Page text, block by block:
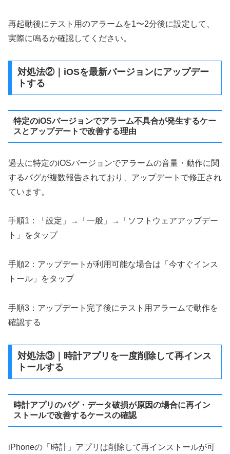
再起動後にテスト用のアラームを1〜2分後に設定して、
実際に鳴るか確認してください。
対処法②｜iOSを最新バージョンにアップデー
トする
特定のiOSバージョンでアラーム不具合が発生するケー
スとアップデートで改善する理由
過去に特定のiOSバージョンでアラームの音量・動作に関
するバグが複数報告されており、アップデートで修正され
ています。
手順1：「設定」→「一般」→「ソフトウェアアップデー
ト」をタップ
手順2：アップデートが利用可能な場合は「今すぐインス
トール」をタップ
手順3：アップデート完了後にテスト用アラームで動作を
確認する
対処法③｜時計アプリを一度削除して再インス
トールする
時計アプリのバグ・データ破損が原因の場合に再イン
ストールで改善するケースの確認
iPhoneの「時計」アプリは削除して再インストールが可